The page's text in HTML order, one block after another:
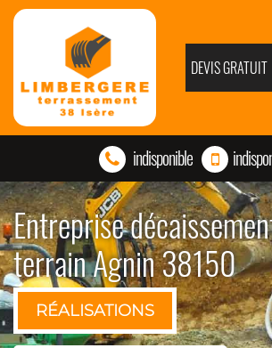
DEVIS GRATUIT
indisponible
Entreprise
terrain Agnin 38150
RÉALISATIONS